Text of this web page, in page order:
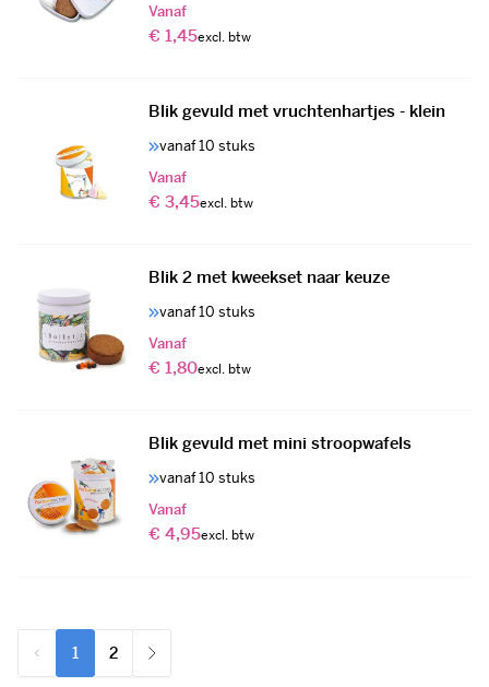
Vanaf
€ 1,45
Blik gevuld met vruchtenhartjes - klein
vanaf 10 stuks
Vanaf
€ 3,45
Blik 2 met kweekset naar keuze
vanaf 10 stuks
Vanaf
€ 1,80
Blik gevuld met mini stroopwafels
vanaf 10 stuks
Vanaf
€ 4,95
U lees momenteel pagina
1
Pagina
2